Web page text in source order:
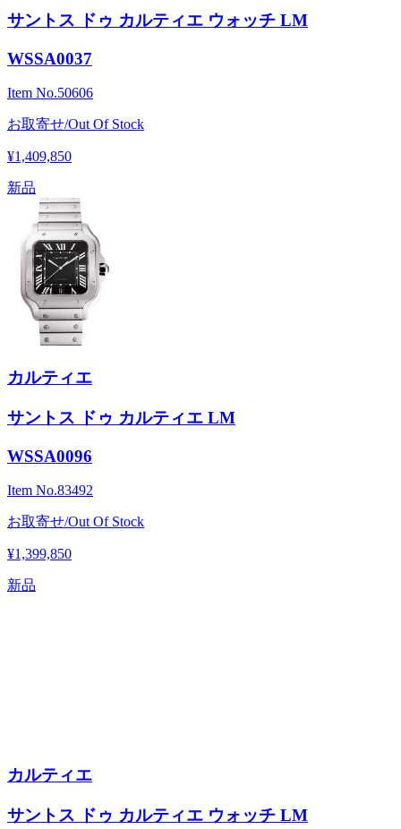
サントス ドゥ カルティエ ウォッチ LM
WSSA0037
Item No.50606
お取寄せ/Out Of Stock
¥1,409,850
新品
カルティエ
サントス ドゥ カルティエ LM
WSSA0096
Item No.83492
お取寄せ/Out Of Stock
¥1,399,850
新品
カルティエ
サントス ドゥ カルティエ ウォッチ LM